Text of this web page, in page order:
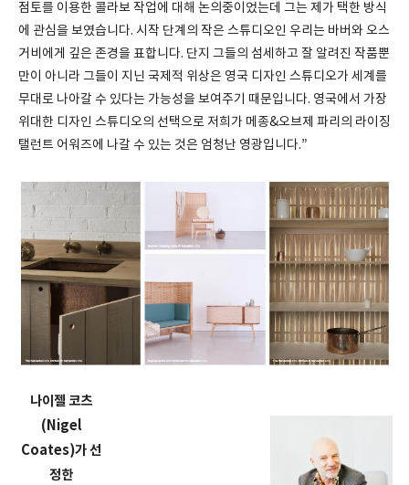
점토를 이용한 콜라보 작업에 대해 논의중이었는데 그는 제가 택한 방식
에 관심을 보였습니다. 시작 단계의 작은 스튜디오인 우리는 바버와 오스
거비에게 깊은 존경을 표합니다. 단지 그들의 섬세하고 잘 알려진 작품뿐
만이 아니라 그들이 지닌 국제적 위상은 영국 디자인 스튜디오가 세계를
무대로 나아갈 수 있다는 가능성을 보여주기 때문입니다. 영국에서 가장
위대한 디자인 스튜디오의 선택으로 저희가 메종&오브제 파리의 라이징
탤런트 어워즈에 나갈 수 있는 것은 엄청난 영광입니다.”
나이젤 코츠
(Nigel
Coates)가 선
정한